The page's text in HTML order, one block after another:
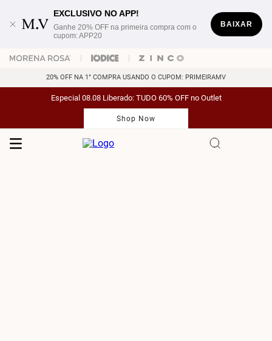
EXCLUSIVO NO APP!
Ganhe 20% OFF na primeira compra com o
cupom: APP20
BAIXAR
20% OFF NA 1° COMPRA USANDO O CUPOM: PRIMEIRAMV
Especial 08.08 Liberado: TUDO 60% OFF no Outlet
Shop Now